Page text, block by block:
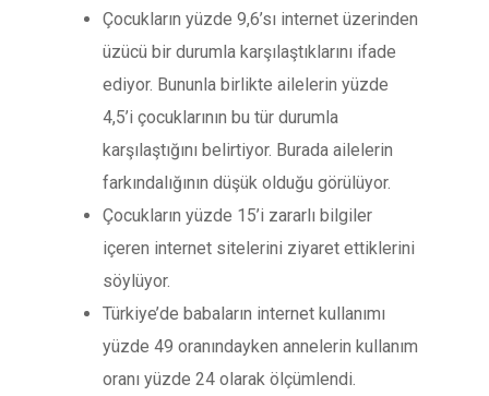
Çocukların yüzde 9,6’sı internet üzerinden
üzücü bir durumla karşılaştıklarını ifade
ediyor. Bununla birlikte ailelerin yüzde
4,5’i çocuklarının bu tür durumla
karşılaştığını belirtiyor. Burada ailelerin
farkındalığının düşük olduğu görülüyor.
Çocukların yüzde 15’i zararlı bilgiler
içeren internet sitelerini ziyaret ettiklerini
söylüyor.
Türkiye’de babaların internet kullanımı
yüzde 49 oranındayken annelerin kullanım
oranı yüzde 24 olarak ölçümlendi.